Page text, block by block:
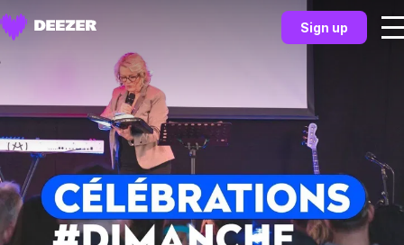
Sign up